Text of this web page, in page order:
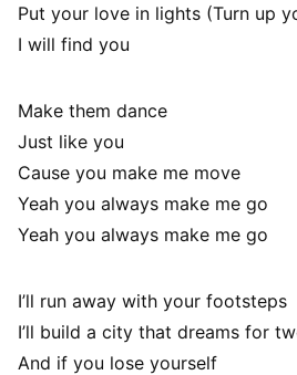
Put your love in lights (Turn up
I will find you
Make them dance
Just like you
Cause you make me move
Yeah you always make me go
Yeah you always make me go
I’ll run away with your footsteps
I’ll build a city that dreams for
And if you lose yourself